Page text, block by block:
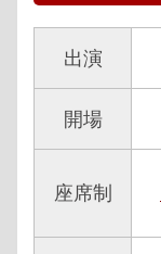
出演
開場
座席制